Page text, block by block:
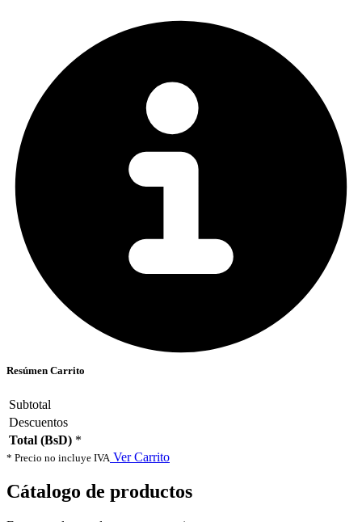
Resúmen Carrito
Subtotal
Descuentos
Total (BsD) *
* Precio no incluye IVA Ver Carrito
Cátalogo de productos